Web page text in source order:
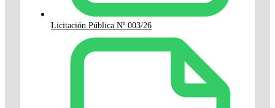
Licitación Pública Nº 003/26